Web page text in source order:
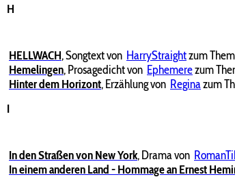
H
HELLWACH,Songtext von HarryStraightzum
Hemelingen,Prosagedicht von Ephemerezum
Hinter dem Horizont,Erzählung von Reginazum
I
In den Straßen von New York,Drama von
In einem anderen Land - Hommage an Ernest